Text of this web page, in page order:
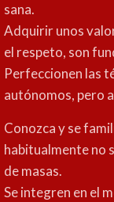
sana.
Adquirir unos
el respeto, son
Perfeccionen las
autónomos, pero
Conozca y se
habitualmente no
de masas.
Se integren en el